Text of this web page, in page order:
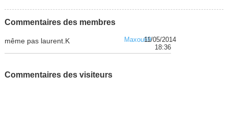
Commentaires des membres
même pas laurent.K Maxou6911/05/2014
18:36
Commentaires des visiteurs